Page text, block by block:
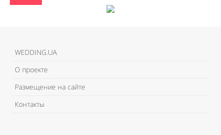
WEDDING.UA
О проекте
Размещение на сайте
Контакты